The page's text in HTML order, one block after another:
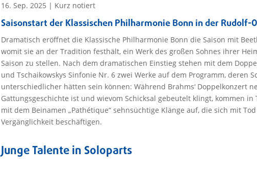
16. Sep. 2025 | Kurz notiert
Saisonstart der Klassischen Philharmonie Bonn in der
Dramatisch eröffnet die Klassische Philharmonie Bonn die Saison mit
womit sie an der Tradition festhält, ein Werk des großen Sohnes ihrer
Saison zu stellen. Nach dem dramatischen Einstieg stehen mit dem
und Tschaikowskys Sinfonie Nr. 6 zwei Werke auf dem Programm, deren
unterschiedlicher hätten sein können: Während Brahms‘ Doppelkonzert
Gattungsgeschichte ist und wievom Schicksal gebeutelt klingt, kommen in
mit dem Beinamen „Pathétique“ sehnsüchtige Klänge auf, die sich mit
Vergänglichkeit beschäftigen.
Junge Talente in Soloparts